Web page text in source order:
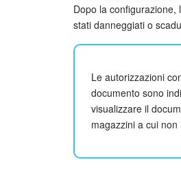
Dopo la
stati danneggiati o
Le autorizzazioni
documento sono
visualizzare il
magazzini a cui